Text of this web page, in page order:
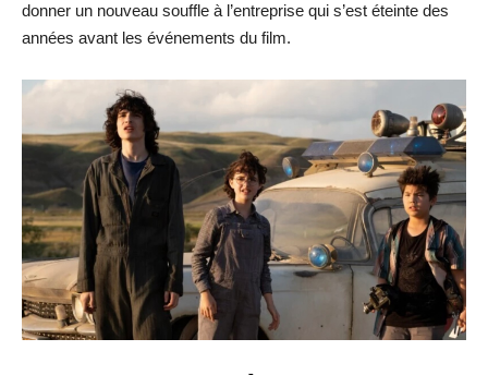
donner un nouveau souffle à l’entreprise qui s’est éteinte des
années avant les événements du film.